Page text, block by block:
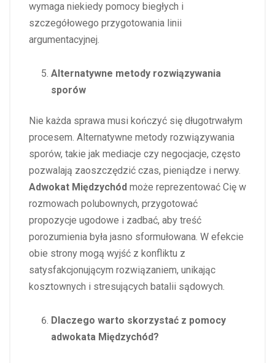
wymaga niekiedy pomocy biegłych i
szczegółowego przygotowania linii
argumentacyjnej.
Alternatywne metody rozwiązywania
sporów
Nie każda sprawa musi kończyć się długotrwałym
procesem. Alternatywne metody rozwiązywania
sporów, takie jak mediacje czy negocjacje, często
pozwalają zaoszczędzić czas, pieniądze i nerwy.
Adwokat Międzychód może reprezentować Cię w
rozmowach polubownych, przygotować
propozycje ugodowe i zadbać, aby treść
porozumienia była jasno sformułowana. W efekcie
obie strony mogą wyjść z konfliktu z
satysfakcjonującym rozwiązaniem, unikając
kosztownych i stresujących batalii sądowych.
Dlaczego warto skorzystać z pomocy
adwokata Międzychód?